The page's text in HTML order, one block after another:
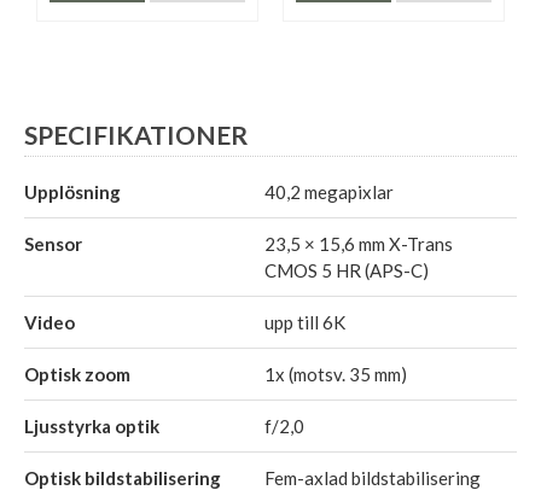
SPECIFIKATIONER
Upplösning 40,2 megapixlar
Sensor
23,5 × 15,6 mm X-Trans
CMOS 5 HR (APS-C)
Video upp till 6K
Optisk zoom 1x (motsv. 35 mm)
Ljusstyrka optik f/2,0
Optisk bildstabilisering
Fem-axlad bildstabilisering